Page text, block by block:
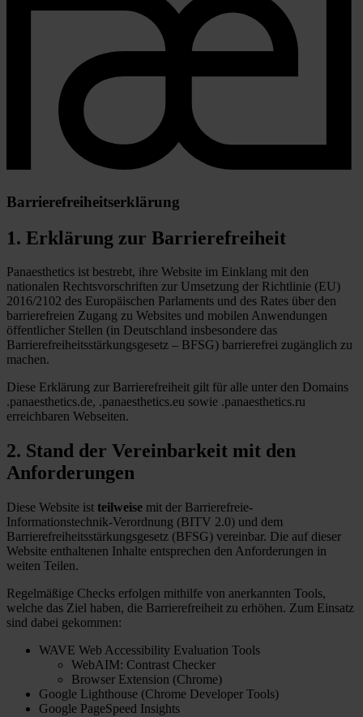
Barrierefreiheitserklärung
1. Erklärung zur Barrierefreiheit
Panaesthetics ist bestrebt, ihre Website im Einklang mit den
nationalen Rechtsvorschriften zur Umsetzung der Richtlinie (EU)
2016/2102 des Europäischen Parlaments und des Rates über den
barrierefreien Zugang zu Websites und mobilen Anwendungen
öffentlicher Stellen (in Deutschland insbesondere das
Barrierefreiheitsstärkungsgesetz – BFSG) barrierefrei zugänglich zu
machen.
Diese Erklärung zur Barrierefreiheit gilt für alle unter den Domains
.panaesthetics.de, .panaesthetics.eu sowie .panaesthetics.ru
erreichbaren Webseiten.
2. Stand der Vereinbarkeit mit den
Anforderungen
Diese Website ist teilweise mit der Barrierefreie-
Informationstechnik-Verordnung (BITV 2.0) und dem
Barrierefreiheitsstärkungsgesetz (BFSG) vereinbar. Die auf dieser
Website enthaltenen Inhalte entsprechen den Anforderungen in
weiten Teilen.
Regelmäßige Checks erfolgen mithilfe von anerkannten Tools,
welche das Ziel haben, die Barrierefreiheit zu erhöhen. Zum Einsatz
sind dabei gekommen:
WAVE Web Accessibility Evaluation Tools
WebAIM: Contrast Checker
Browser Extension (Chrome)
Google Lighthouse (Chrome Developer Tools)
Google PageSpeed Insights